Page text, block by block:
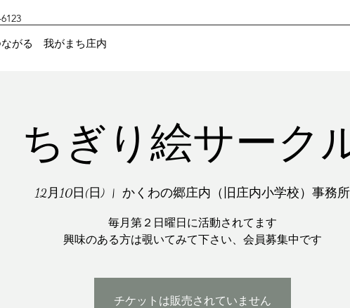
がる​ 我がまち庄内
ちぎり絵サーク
12月10日(日)
  |
かくわの郷庄内（旧庄内小学校）事務所
毎月第２日曜日に活動されてます
興味のある方は覗いてみて下さい、会員募集中です
チケットは販売されていません